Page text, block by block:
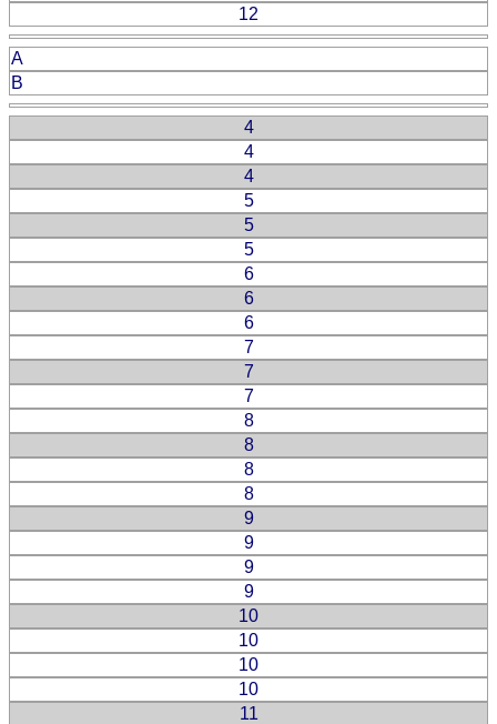
12
A
B
4
4
4
5
5
5
6
6
6
7
7
7
8
8
8
8
9
9
9
9
10
10
10
10
11